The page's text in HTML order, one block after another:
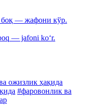
боқ — жафони кўр.
— jafoni ko‘r.
ожизлик ҳақида
#фаровонлик ва